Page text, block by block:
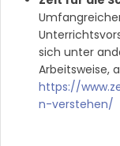
sich unter
Arbeitsweise,
https://
n-verstehen/